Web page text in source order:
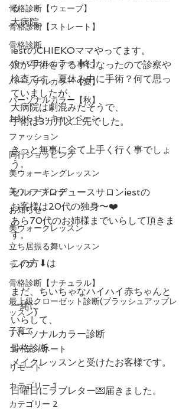
骨格診断【ウェーブ】
骨格診断【ストレート】
骨格診断
パーソナルカラー【冬】
パーソナルカラー【夏】
パーソナルカラー【秋】
お知らせ・キャンペーン
ファッション
同行ショッピング
美ウォーキングレッスン
美ウォーキング
お知らせ
美ウォークレッスン
立ち居振る舞いレッスン
ライフ
骨格診断【ナチュラル】
最上級クローゼット診断(ブラッシュアップレ
ッスン)
子育て
コーディネート
リモード
カテゴリー 1
カテゴリー 2
る
大病院。
iestのCHIEKOママやってます。
娘が手術をする事になったので診察や
検査です。夏休み中に手術？何て思っ
ていましたが、
大病院は劇混みだそうで、
手術は3カ月以上先でした。
きっと無事に全て上手く行く事でしょ
う。
セルフプロデュースサロンiestの
お客様は20代の独身〜❤️
あら70代のお姉様までいらして頂きま
す。
この方⬇︎は
まだ、ちいちゃなハイハイ赤ちゃんと
一緒に
いらして、
パーソナルカラー診断
骨格診断
メイクレッスンと受けたお客様です。
日曜日にラブレター💌届きました。